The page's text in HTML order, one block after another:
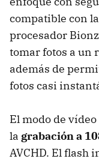
compatible con
procesador
tomar fotos a un
además de
fotos casi
El modo de
la grabación a
AVCHD. El flash